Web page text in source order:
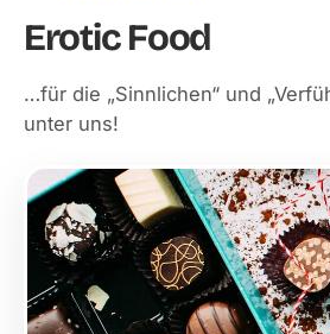
Erotic Food
…für die „Sinnlichen“ und
unter uns!